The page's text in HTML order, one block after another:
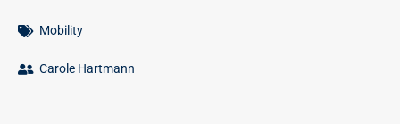
Mobility
Carole Hartmann